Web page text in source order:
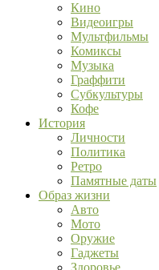
Кино
Видеоигры
Мультфильмы
Комиксы
Музыка
Граффити
Субкультуры
Кофе
История
Личности
Политика
Ретро
Памятные даты
Образ жизни
Авто
Мото
Оружие
Гаджеты
Здоровье